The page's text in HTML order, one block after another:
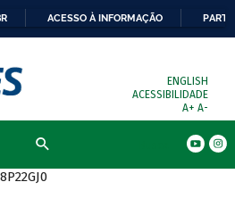
ACESSO À INFORMAÇÃO
ENGLISH
ACESSIBILIDADE
A+ A-